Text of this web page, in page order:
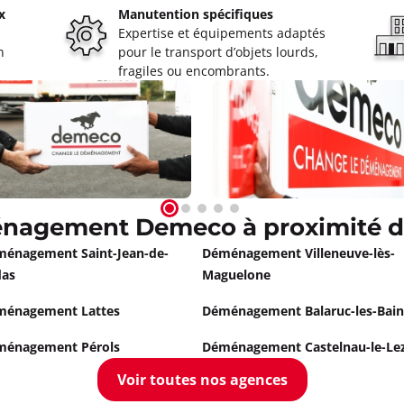
09:00
Appeler
à 09:00
Appeler
Manutention spécifiques
Expertise et équipements adaptés
pour le transport d’objets lourds,
fragiles ou encombrants.
Demeco à proximité
Saint-Jean-de-
Déménagement Villeneuve-lès-
Maguelone
Lattes Déménagement Balaruc-les-
Pérols Déménagement Castelnau-le-
Voir toutes nos agences